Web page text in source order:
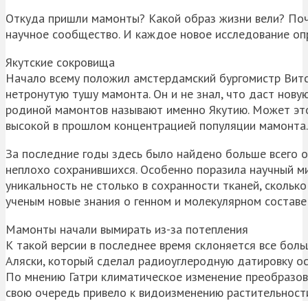
Откуда пришли мамонты? Какой образ жизни вели?
научное сообщество. И каждое новое исследование
Якутские сокровища
Начало всему положил амстердамский бургомистр
нетронутую тушу мамонта. Он и не знал, что даст
родиной мамонтов называют именно Якутию. Может
высокой в прошлом концентрацией популяции мамонта.
За последние годы здесь было найдено больше всего
неплохо сохранившихся. Особенно поразила научный
уникальность не столько в сохранности тканей,
ученым новые знания о генном и молекулярном
Мамонты начали вымирать из-за потепления
К такой версии в последнее время склоняется все
Аляски, который сделал радиоуглеродную датировку
По мнению Гатри климатическое изменение
свою очередь привело к видоизменению